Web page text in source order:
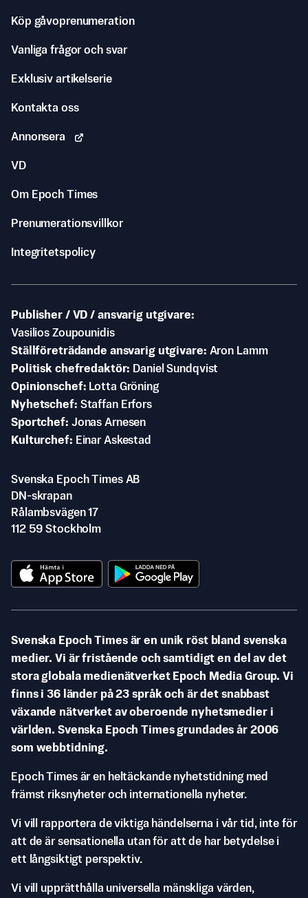
Köp gåvoprenumeration
Vanliga frågor och svar
Exklusiv artikelserie
Kontakta oss
Annonsera
VD
Om Epoch Times
Prenumerationsvillkor
Integritetspolicy
Publisher / VD / ansvarig utgivare
Vasilios Zoupounidis
Ställföreträdande ansvarig utgivare Aron Lamm
Politisk chefredaktör
Daniel Sundqvist
Opinionschef
Lotta Gröning
Nyhetschef Staffan Erfors
Sportchef Jonas Arnesen
Kulturchef
Einar Askestad
Svenska Epoch Times AB
DN-skrapan
Rålambsvägen 17
112 59 Stockholm
Svenska Epoch Times är en unik röst bland svenska
medier. Vi är fristående och samtidigt en del av det
stora globala medienätverket Epoch Media Group. Vi
finns i 36 länder på 23 språk och är det snabbast
växande nätverket av oberoende nyhetsmedier i
världen. Svenska Epoch Times grundades år 2006
som webbtidning.
Epoch Times är en heltäckande nyhetstidning med
främst riksnyheter och internationella nyheter.
Vi vill rapportera de viktiga händelserna i vår tid, inte för
att de är sensationella utan för att de har betydelse i
ett långsiktigt perspektiv.
Vi vill upprätthålla universella mänskliga värden,